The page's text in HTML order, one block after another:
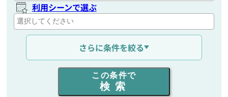
利用シーンで選ぶ
通信距離を選ぶ
出力を選ぶ
同時通話人数を選ぶ
さらに条件を絞る
この条件で
検索